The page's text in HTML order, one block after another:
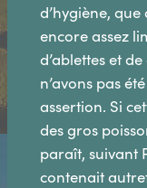
d’hygiène, que
encore assez
d’ablettes et
n’avons pas
assertion. Si
des gros
paraît, suivant
contenait